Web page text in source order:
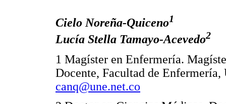
Cielo Noreña-Quiceno1
Lucía Stella Tamayo-Acevedo2
1 Magíster en Enfermería.
Docente, Facultad de
canq@une.net.co